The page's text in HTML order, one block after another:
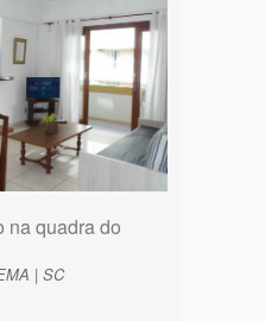
na quadra do
| SC